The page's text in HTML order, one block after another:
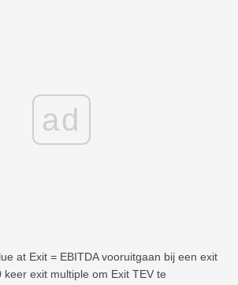
ad
at Exit = EBITDA vooruitgaan bij een exit
exit multiple om Exit TEV te